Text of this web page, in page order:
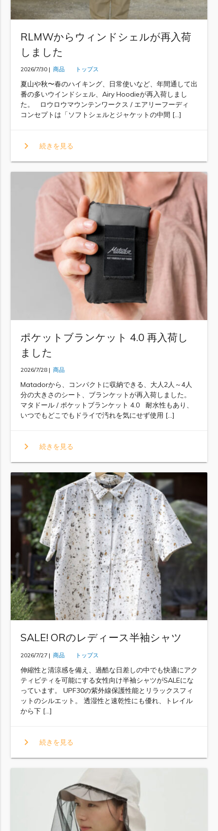
RLMWからウィンドシェルが再入荷
しました
2026/7/30 | 商品 トップス
夏山や秋〜春のハイキング、日常使いなど、年間通して出
番の多いウインドシェル、Airy Hoodieが再入荷しまし
た。 ロウロウマウンテンワークス / エアリーフーディ
コンセプトは「ソフトシェルとジャケットの中間 […]
chevron_right 続きを見る
ポケットブランケット 4.0 再入荷し
ました
2026/7/28 | 商品
Matadorから、コンパクトに収納できる、大人2人～4人
分の大きさのシート、ブランケットが再入荷しました。
マタドール / ポケットブランケット 4.0 耐水性もあり、
いつでもどこでもドライで汚れを気にせず使用 […]
chevron_right 続きを見る
SALE! ORのレディース半袖シャツ
2026/7/27 | 商品 トップス
伸縮性と清涼感を備え、過酷な日差しの中でも快適にアク
ティビティを可能にする女性向け半袖シャツがSALEにな
っています。 UPF30の紫外線保護性能とリラックスフィ
ットのシルエット。 透湿性と速乾性にも優れ、トレイル
から下 […]
chevron_right 続きを見る